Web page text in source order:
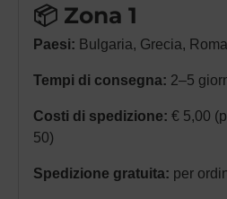
📦 Zona 1
Paesi: Bulgaria, Grecia,
Tempi di consegna: 2–5
Costi di spedizione: € 5,00
50)
Spedizione gratuita: per